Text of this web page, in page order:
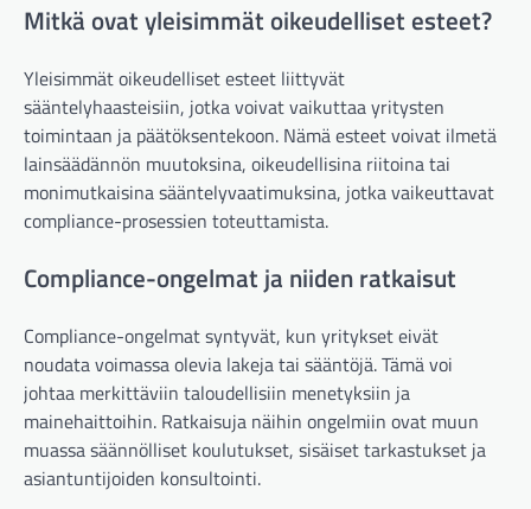
Mitkä ovat yleisimmät oikeudelliset esteet?
Yleisimmät oikeudelliset esteet liittyvät
sääntelyhaasteisiin, jotka voivat vaikuttaa yritysten
toimintaan ja päätöksentekoon. Nämä esteet voivat ilmetä
lainsäädännön muutoksina, oikeudellisina riitoina tai
monimutkaisina sääntelyvaatimuksina, jotka vaikeuttavat
compliance-prosessien toteuttamista.
Compliance-ongelmat ja niiden ratkaisut
Compliance-ongelmat syntyvät, kun yritykset eivät
noudata voimassa olevia lakeja tai sääntöjä. Tämä voi
johtaa merkittäviin taloudellisiin menetyksiin ja
mainehaittoihin. Ratkaisuja näihin ongelmiin ovat muun
muassa säännölliset koulutukset, sisäiset tarkastukset ja
asiantuntijoiden konsultointi.